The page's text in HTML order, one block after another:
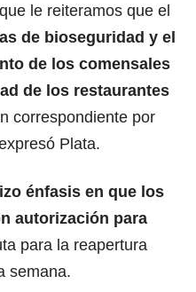
le reiteramos que el
de bioseguridad y el
de los comensales
de los restaurantes
correspondiente por
Plata.
énfasis en que los
autorización para
para la reapertura
semana.